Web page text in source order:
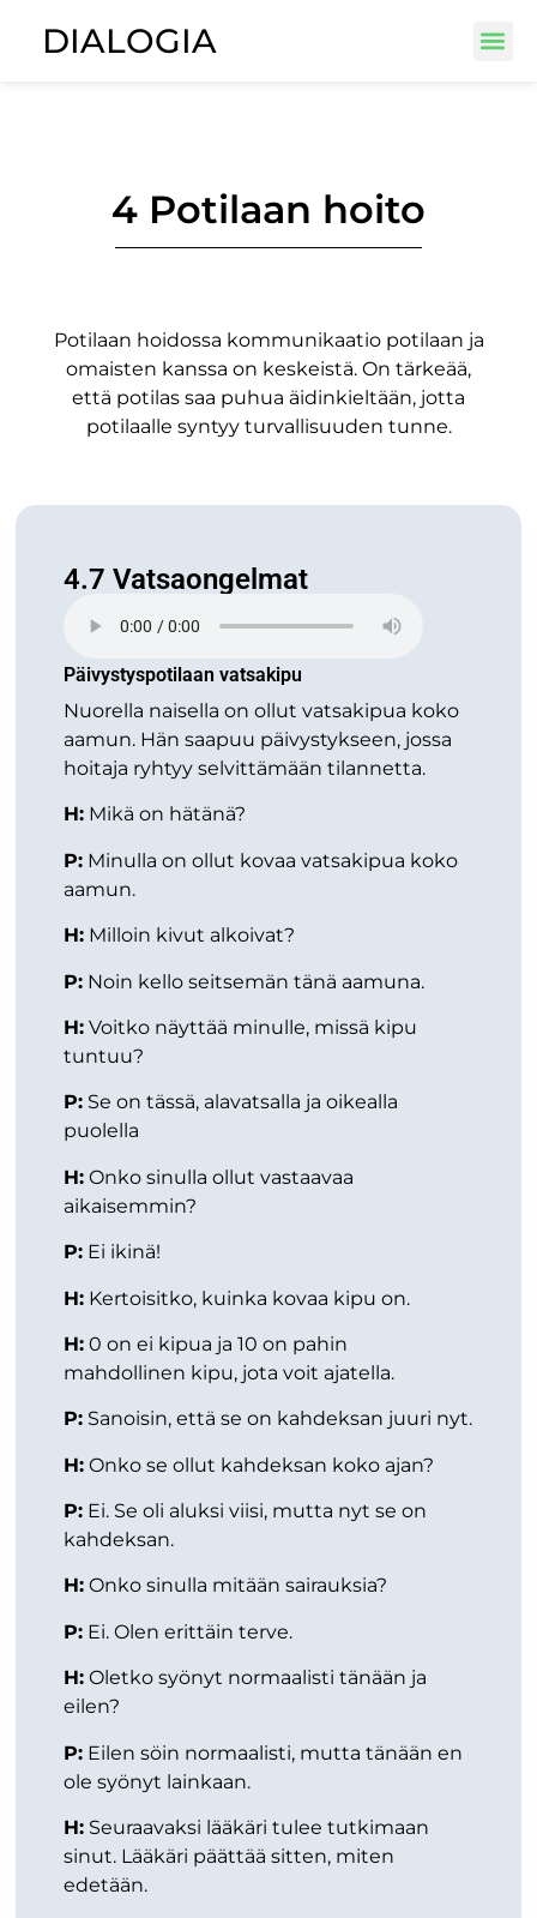
DIALOGIA
4 Potilaan hoito
Potilaan hoidossa kommunikaatio potilaan ja
omaisten kanssa on keskeistä. On tärkeää,
että potilas saa puhua äidinkieltään, jotta
potilaalle syntyy turvallisuuden tunne.
4.7 Vatsaongelmat
Päivystyspotilaan vatsakipu
Nuorella naisella on ollut vatsakipua koko
aamun. Hän saapuu päivystykseen, jossa
hoitaja ryhtyy selvittämään tilannetta.
H: Mikä on hätänä?
P: Minulla on ollut kovaa vatsakipua koko
aamun.
H: Milloin kivut alkoivat?
P: Noin kello seitsemän tänä aamuna.
H: Voitko näyttää minulle, missä kipu
tuntuu?
P: Se on tässä, alavatsalla ja oikealla
puolella
H: Onko sinulla ollut vastaavaa
aikaisemmin?
P: Ei ikinä!
H: Kertoisitko, kuinka kovaa kipu on.
H: 0 on ei kipua ja 10 on pahin
mahdollinen kipu, jota voit ajatella.
P: Sanoisin, että se on kahdeksan juuri nyt.
H: Onko se ollut kahdeksan koko ajan?
P: Ei. Se oli aluksi viisi, mutta nyt se on
kahdeksan.
H: Onko sinulla mitään sairauksia?
P: Ei. Olen erittäin terve.
H: Oletko syönyt normaalisti tänään ja
eilen?
P: Eilen söin normaalisti, mutta tänään en
ole syönyt lainkaan.
H: Seuraavaksi lääkäri tulee tutkimaan
sinut. Lääkäri päättää sitten, miten
edetään.